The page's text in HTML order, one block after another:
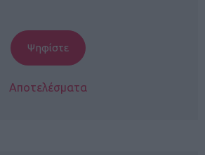
Αποτελέσματα